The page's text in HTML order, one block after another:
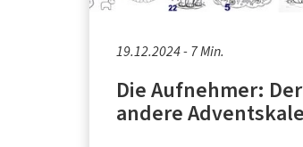
19.12.2024 - 7 Min.
Die Aufnehmer:
andere